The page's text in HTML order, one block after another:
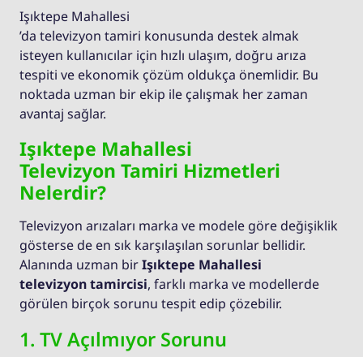
Işıktepe Mahallesi
’da televizyon tamiri konusunda destek almak
isteyen kullanıcılar için hızlı ulaşım, doğru arıza
tespiti ve ekonomik çözüm oldukça önemlidir. Bu
noktada uzman bir ekip ile çalışmak her zaman
avantaj sağlar.
Işıktepe Mahallesi
Televizyon Tamiri Hizmetleri
Nelerdir?
Televizyon arızaları marka ve modele göre değişiklik
gösterse de en sık karşılaşılan sorunlar bellidir.
Alanında uzman birIşıktepe Mahallesi
televizyon tamircisi, farklı marka ve modellerde
görülen birçok sorunu tespit edip çözebilir.
1. TV Açılmıyor Sorunu